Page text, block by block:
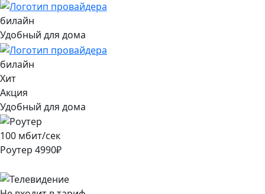
билайн
Удобный для дома
билайн
Хит
Акция
Удобный для дома
100 мбит/сек
Роутер 4990₽